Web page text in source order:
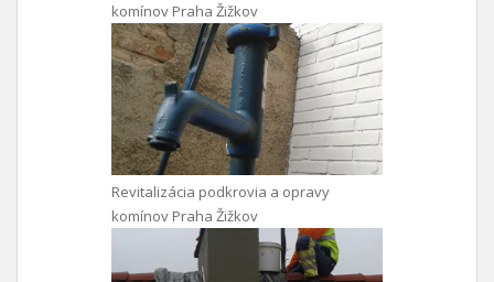
komínov Praha Žižkov
Revitalizácia podkrovia a opravy
komínov Praha Žižkov